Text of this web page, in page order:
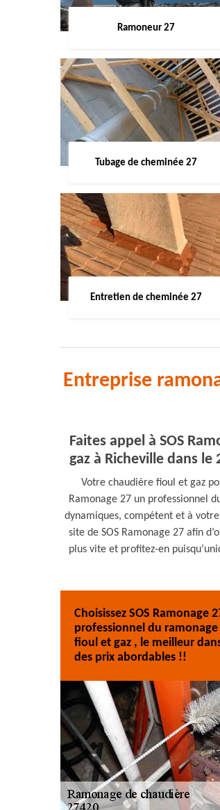
Ramoneur 27
Tubage de cheminée 27
Entretien de cheminée 27
Entreprise
Faites appel à SOS
gaz à Richeville dans
Votre chaudière fioul et gaz
Ramonage 27 un professionnel
dynamiques, compétent et à
site de SOS Ramonage 27 afin
plus vite et profitez-en
Choisissez SOS Ramonage
professionnel du
fioul et gaz , le meilleur
des prix abordables !!